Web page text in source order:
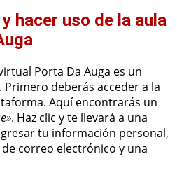
hacer uso de la aula
Porta Da Auga es un
deberás acceder a la
Aquí encontrarás un
. Haz clic y te llevará a una
tu información personal,
correo electrónico y una